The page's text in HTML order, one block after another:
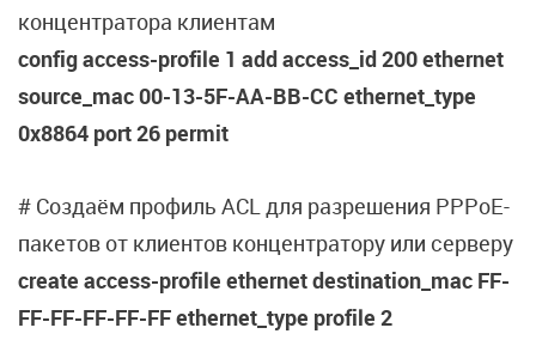
концентратора клиентам
config access-profile 1 add access_id 200 ethernet
source_mac 00-13-5F-AA-BB-CC ethernet_type
0x8864 port 26 permit
# Создаём профиль ACL для разрешения PPPoE-
пакетов от клиентов концентратору или серверу
create access-profile ethernet destination_mac FF-
FF-FF-FF-FF-FF ethernet_type profile 2